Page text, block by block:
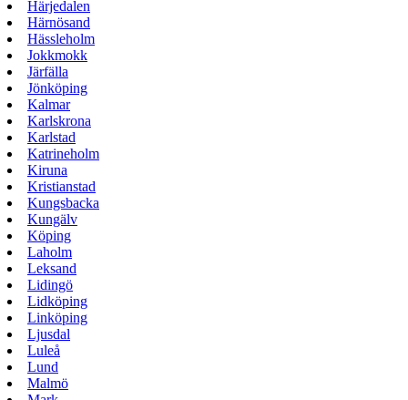
Härjedalen
Härnösand
Hässleholm
Jokkmokk
Järfälla
Jönköping
Kalmar
Karlskrona
Karlstad
Katrineholm
Kiruna
Kristianstad
Kungsbacka
Kungälv
Köping
Laholm
Leksand
Lidingö
Lidköping
Linköping
Ljusdal
Luleå
Lund
Malmö